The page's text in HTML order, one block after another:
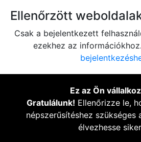
Ellenőrzött
Csak a bejelentkezett
ezekhez az információkhoz.
Ez az Ön
Gratulálunk! Ellenőrizze le,
népszerűsítéshez szükséges
élvezhesse